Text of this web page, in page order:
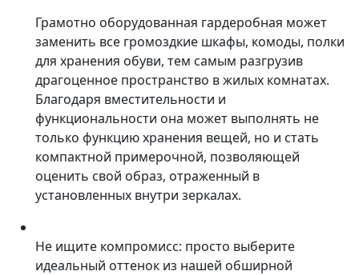
Грамотно оборудованная гардеробная может
заменить все громоздкие шкафы, комоды, полки
для хранения обуви, тем самым разгрузив
драгоценное пространство в жилых комнатах.
Благодаря вместительности и
функциональности она может выполнять не
только функцию хранения вещей, но и стать
компактной примерочной, позволяющей
оценить свой образ, отраженный в
установленных внутри зеркалах.
Не ищите компромисс: просто выберите
идеальный оттенок из нашей обширной